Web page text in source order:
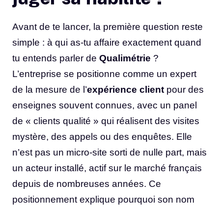
Avant de te lancer, la première question reste
simple : à qui as-tu affaire exactement quand
tu entends parler de Qualimétrie ?
L’entreprise se positionne comme un expert
de la mesure de l’expérience client pour des
enseignes souvent connues, avec un panel
de « clients qualité » qui réalisent des visites
mystère, des appels ou des enquêtes. Elle
n’est pas un micro-site sorti de nulle part, mais
un acteur installé, actif sur le marché français
depuis de nombreuses années. Ce
positionnement explique pourquoi son nom